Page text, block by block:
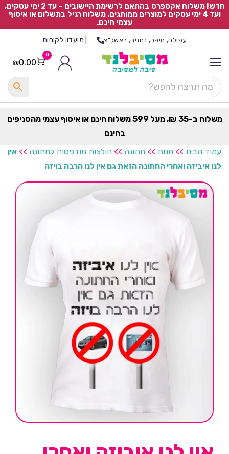
חדש! משלוח אקספרס בהתאם לרשימת היישובים – עד 2 ימי עסקים,
ועד 4 ימי עסקים למוצרים ממותגים. משלוח רגיל בתשלום או איסוף
עצמי חינם.
עפולה, חיפה, נתניה, ראשל"צ מועדון לקוחות
Cart
0
₪0.00
משלוח ב-35 ₪, מעל 599 משלוח חינם או איסוף עצמי מהסניפים
בחינם
עמוד הבית >> חנות >> חתונה >> חולצות מודפסות לחתונה >> אין
לנו איביזה ואחרי החתונה הזאת גם אין לנו הרבה בויזה